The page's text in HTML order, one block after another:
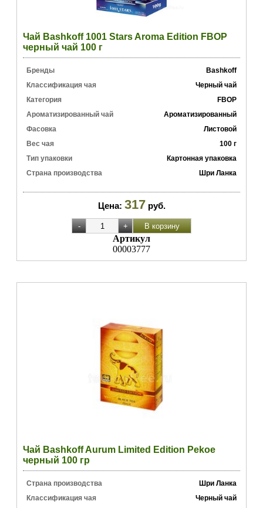
Чай Bashkoff 1001 Stars Aroma Edition FBOP
черный чай 100 г
Бренды
Bashkoff
Классификация чая
Черный чай
Категория
FBOP
Ароматизированный чай
Ароматизированный
Фасовка
Листовой
Вес чая
100 г
Тип упаковки
Картонная упаковка
Страна производства
Шри Ланка
Цена: 317 руб.
Артикул
00003777
Чай Bashkoff Aurum Limited Edition Pekoe
черный 100 гр
Страна производства
Шри Ланка
Классификация чая
Черный чай